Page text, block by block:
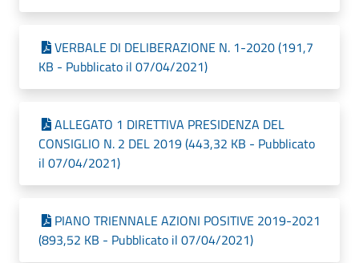
VERBALE DI DELIBERAZIONE N. 1-2020 (191,7
KB - Pubblicato il 07/04/2021)
ALLEGATO 1 DIRETTIVA PRESIDENZA DEL
CONSIGLIO N. 2 DEL 2019 (443,32 KB - Pubblicato
il 07/04/2021)
PIANO TRIENNALE AZIONI POSITIVE 2019-2021
(893,52 KB - Pubblicato il 07/04/2021)